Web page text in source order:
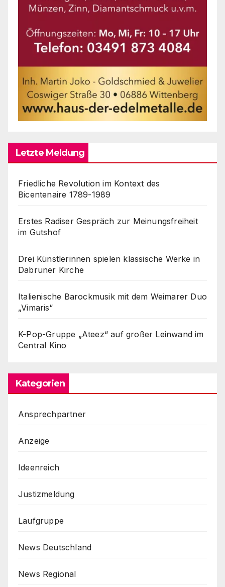
Letzte Meldung
Friedliche Revolution im Kontext des
Bicentenaire 1789-1989
Erstes Radiser Gespräch zur Meinungsfreiheit
im Gutshof
Drei Künstlerinnen spielen klassische Werke in
Dabruner Kirche
Italienische Barockmusik mit dem Weimarer Duo
„Vimaris“
K-Pop-Gruppe „Ateez“ auf großer Leinwand im
Central Kino
Kategorien
Ansprechpartner
Anzeige
Ideenreich
Justizmeldung
Laufgruppe
News Deutschland
News Regional